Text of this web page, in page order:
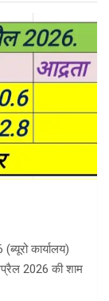
कार्यालय)
2026 की शाम